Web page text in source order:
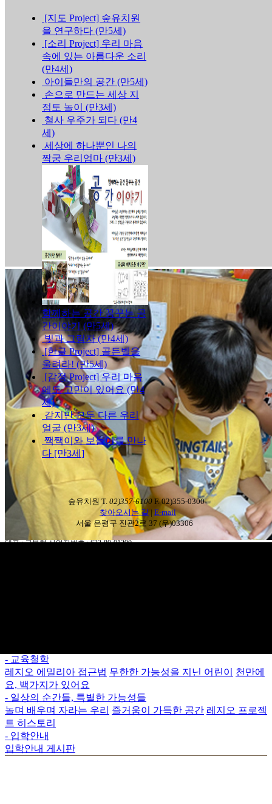
[지도 Project] 숲유치원
을 연구하다 (만5세)
[소리 Project] 우리 마음
속에 있는 아름다운 소리
(만4세)
아이들만의 공간 (만5세)
손으로 만드는 세상 지
점토 놀이 (만3세)
철사 우주가 되다 (만4
세)
세상에 하나뿐인 나의
짝궁 우리엄마 (만3세)
함께하는 공간 꿈꾸는 공
간이야기 (만5세)
빛과 그림자 (만4세)
[한글 Project] 골든벨을
울려라! (만5세)
[감정 Project] 우리 마음
에도 고민이 있어요 (만4
세)
같지만 모두 다른 우리
얼굴 (만3세)
짹짹이와 보들이를 만나
다 [만3세]
숲유치원 T. 02)357-6100F. 02)355-0300
찾아오시는 길 | E-mail
서울 은평구 진관2로 37 (우)03306
대표 : 구본형 사업자번호 : 633-80-01290
- 교육철학
레지오 에밀리아 접근법 무한한 가능성을 지닌 어린이
천만에
요, 백가지가 있어요
- 일상의 순간들, 특별한 가능성들
놀며 배우며 자라는 우리 즐거움이 가득한 공간 레지오 프로젝
트 히스토리
- 입학안내
입학안내 게시판